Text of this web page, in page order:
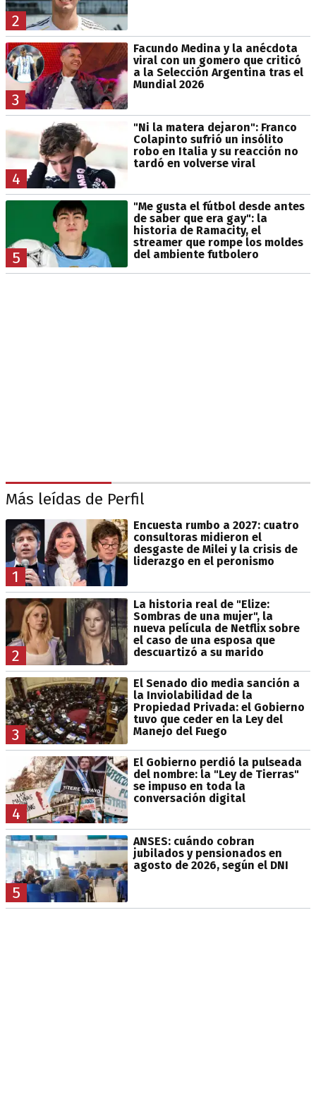
2
3
Facundo Medina y la anécdota
viral con un gomero que criticó
a la Selección Argentina tras el
Mundial 2026
4
"Ni la matera dejaron": Franco
Colapinto sufrió un insólito
robo en Italia y su reacción no
tardó en volverse viral
5
"Me gusta el fútbol desde antes
de saber que era gay": la
historia de Ramacity, el
streamer que rompe los moldes
del ambiente futbolero
Más leídas de Perfil
1
Encuesta rumbo a 2027: cuatro
consultoras midieron el
desgaste de Milei y la crisis de
liderazgo en el peronismo
2
La historia real de "Elize:
Sombras de una mujer", la
nueva película de Netflix sobre
el caso de una esposa que
descuartizó a su marido
3
El Senado dio media sanción a
la Inviolabilidad de la
Propiedad Privada: el Gobierno
tuvo que ceder en la Ley del
Manejo del Fuego
4
El Gobierno perdió la pulseada
del nombre: la "Ley de Tierras"
se impuso en toda la
conversación digital
5
ANSES: cuándo cobran
jubilados y pensionados en
agosto de 2026, según el DNI